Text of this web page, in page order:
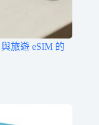
旅遊 eSIM 的